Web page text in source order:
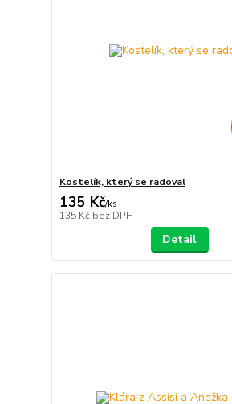
Kostelík, který se radoval
135 Kč/ks
135 Kč bez DPH
Detail